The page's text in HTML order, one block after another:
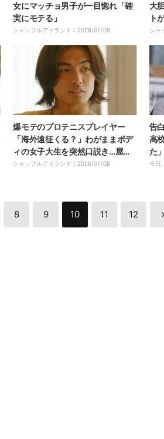
女にマッチョ男子が一目惚れ「確
実にモテる」
シャッフルアイランド｜ 2026/07/08
大
ト
登
り
シャ
爆モテのプロテニスプレイヤー
「海外遠征くる？」わがままボデ
ィの女子大生を突然口説き…屋敷
「やば、こいつ」
シャッフルアイランド｜ 2026/07/08
告
高
た
い
今日
8 9 10 11 12